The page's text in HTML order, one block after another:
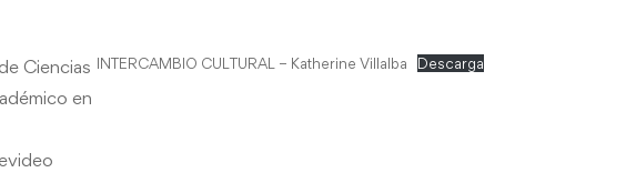
Ciencias
en
INTERCAMBIO CULTURAL – Katherine Villalba Descarga